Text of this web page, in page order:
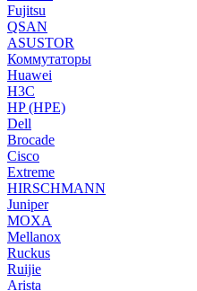
Fujitsu
QSAN
ASUSTOR
Коммутаторы
Huawei
H3C
HP (HPE)
Dell
Brocade
Cisco
Extreme
HIRSCHMANN
Juniper
MOXA
Mellanox
Ruckus
Ruijie
Arista